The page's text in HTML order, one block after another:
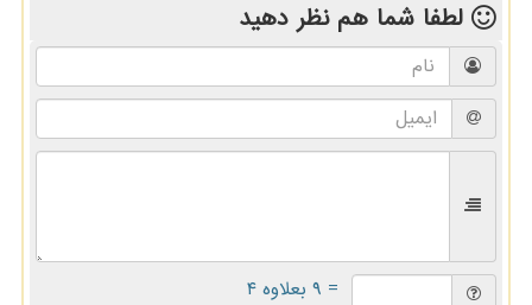
لطفا شما همنظر دهید
= ۹ بعلاوه ۴